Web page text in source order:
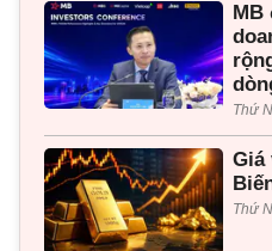
MB
Thứ
Giá
Thứ